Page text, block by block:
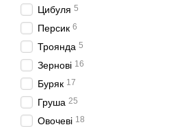
Цибуля 5
Персик 6
Троянда 5
Зернові 16
Буряк 17
Груша 25
Овочеві 18